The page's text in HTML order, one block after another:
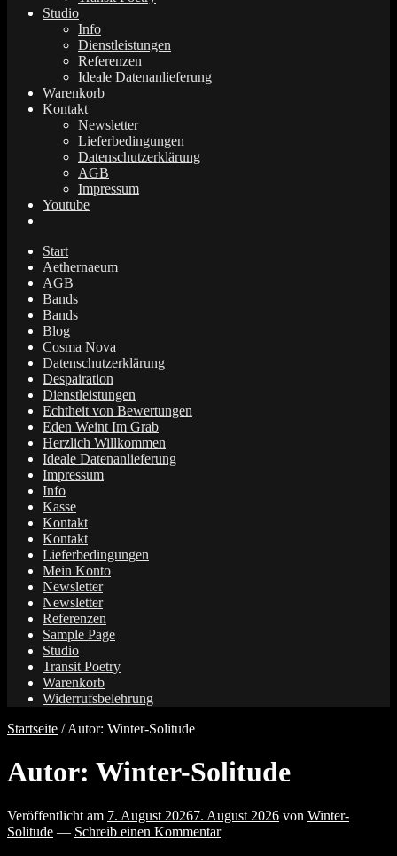
Studio
Info
Dienstleistungen
Referenzen
Ideale Datenanlieferung
Warenkorb
Kontakt
Newsletter
Lieferbedingungen
Datenschutzerklärung
AGB
Impressum
Youtube
Start
Aethernaeum
AGB
Bands
Bands
Blog
Cosma Nova
Datenschutzerklärung
Despairation
Dienstleistungen
Echtheit von Bewertungen
Eden Weint Im Grab
Herzlich Willkommen
Ideale Datenanlieferung
Impressum
Info
Kasse
Kontakt
Kontakt
Lieferbedingungen
Mein Konto
Newsletter
Newsletter
Referenzen
Sample Page
Studio
Transit Poetry
Warenkorb
Widerrufsbelehrung
Startseite /Autor: Winter-Solitude
Autor: Winter-Solitude
Veröffentlicht am 7. August 20267. August 2026 von Winter-
Solitude — Schreib einen Kommentar